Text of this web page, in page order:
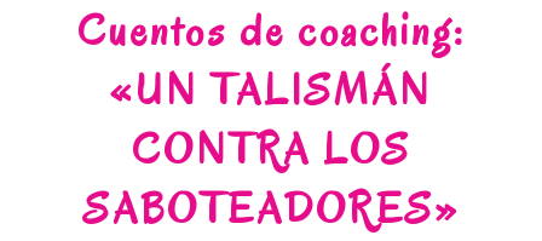
Cuentos de coaching:
«UN TALISMÁN
CONTRA LOS
SABOTEADORES»